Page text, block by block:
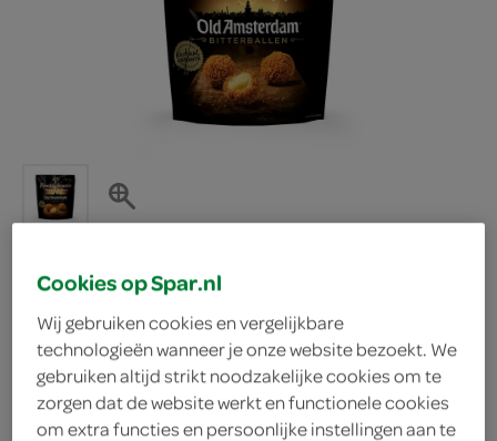
Kwekkeboom Old
Amsterdam bitterballen
Cookies op Spar.nl
Wij gebruiken cookies en vergelijkbare
technologieën wanneer je onze website bezoekt. We
gebruiken altijd strikt noodzakelijke cookies om te
zorgen dat de website werkt en functionele cookies
om extra functies en persoonlijke instellingen aan te